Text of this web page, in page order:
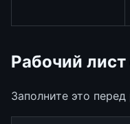
Рабочий лист
Заполните это